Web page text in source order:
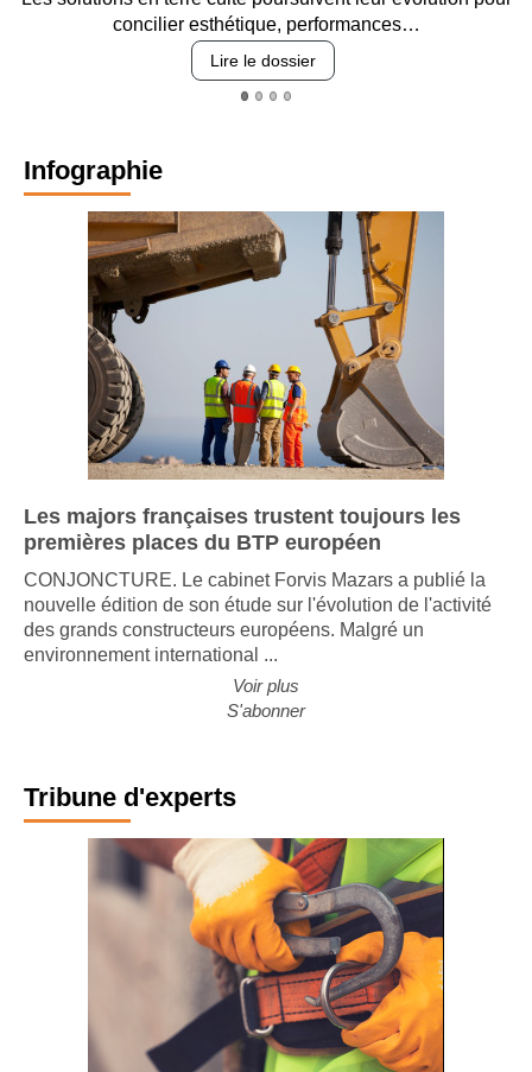
esthétique, performances…
Entre
Infographie
Les majors françaises trustent toujours les
premières places du BTP européen
CONJONCTURE. Le cabinet Forvis Mazars a publié la
nouvelle édition de son étude sur l'évolution de l'activité
des grands constructeurs européens. Malgré un
environnement international ...
Voir plus
S'abonner
Tribune d'experts